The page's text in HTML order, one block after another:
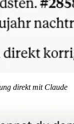
direkt mit Claude